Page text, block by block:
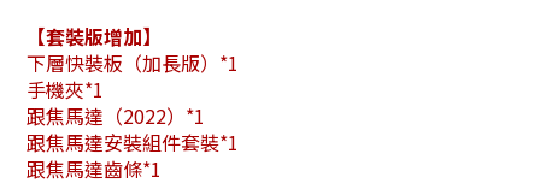
【套裝版增加】
下層快裝板（加長版）*1
手機夾*1
跟焦馬達（2022）*1
跟焦馬達安裝組件套裝*1
跟焦馬達齒條*1